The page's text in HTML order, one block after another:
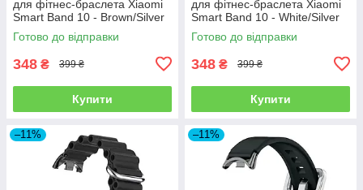
для фітнес-браслета Xiaomi
Smart Band 10 - Brown/Silver
Готово до відправки
348 ₴ 399 ₴
Купити
для фітнес-браслета Xiaomi
Smart Band 10 - White/Silver
Готово до відправки
348 ₴ 399 ₴
Купити
–11% –11%